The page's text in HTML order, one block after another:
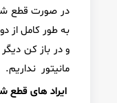
در صورت قطع
به طور کامل از
و در باز کن
مانیتور نداریم.
ایراد های